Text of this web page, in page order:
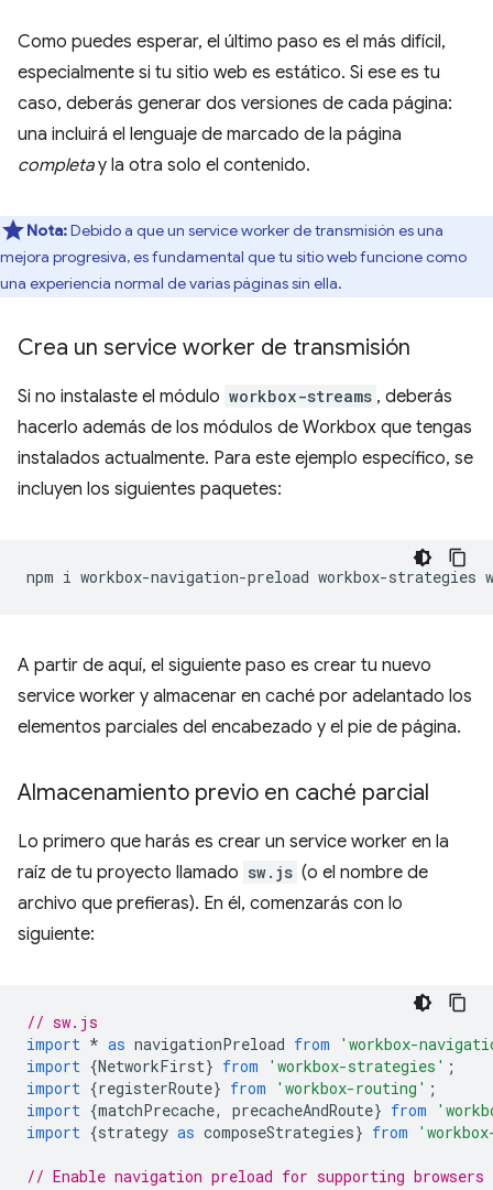
Como puedes esperar, el último paso es el más difícil,
especialmente si tu sitio web es estático. Si ese es tu
caso, deberás generar dos versiones de cada página:
una incluirá el lenguaje de marcado de la página
completay la otra solo el contenido.
Nota:Debido a que un service worker de transmisión es una
mejora progresiva, es fundamental que tu sitio web funcione como
una experiencia normal de varias páginas sin ella.
Crea un service worker de transmisión
Si no instalaste el módulo workbox-streams , deberás
hacerlo además de los módulos de Workbox que tengas
instalados actualmente. Para este ejemplo específico, se
incluyen los siguientes paquetes:
npm i workbox-navigation-preload workbox-strategies
A partir de aquí, el siguiente paso es crear tu nuevo
service worker y almacenar en caché por adelantado los
elementos parciales del encabezado y el pie de página.
Almacenamiento previo en caché parcial
Lo primero que harás es crear un service worker en la
raíz de tu proyecto llamado sw.js (o el nombre de
archivo que prefieras). En él, comenzarás con lo
siguiente:
// sw.js
import * as navigationPreload from
'workbox-
import {NetworkFirst} from 'workbox-strategies' ;
import {registerRoute} from 'workbox-routing' ;
import {matchPrecache, precacheAndRoute} from
import {strategy as composeStrategies} from
// Enable navigation preload for supporting browsers